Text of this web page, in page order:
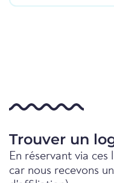
Trouver un
En réservant via ces
car nous recevons